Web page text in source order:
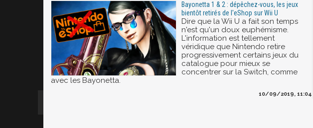
Bayonetta 1 & 2 : dépêchez-vous, les jeux
bientôt retirés de l'eShop sur Wii U
Dire que la Wii U a fait son temps
n'est qu'un doux euphémisme.
L'information est tellement
véridique que Nintendo retire
progressivement certains jeux du
catalogue pour mieux se
concentrer sur la Switch, comme
avec les Bayonetta.
10/09/2019, 11:04